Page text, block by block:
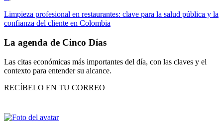
Limpieza profesional en restaurantes: clave para la salud pública y la
confianza del cliente en Colombia
La agenda de Cinco Días
Las citas económicas más importantes del día, con las claves y el
contexto para entender su alcance.
RECÍBELO EN TU CORREO